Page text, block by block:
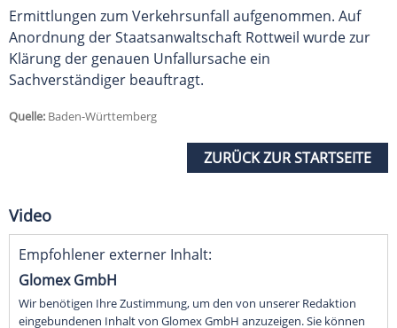
Ermittlungen zum Verkehrsunfall aufgenommen. Auf
Anordnung der Staatsanwaltschaft Rottweil wurde zur
Klärung der genauen Unfallursache ein
Sachverständiger beauftragt.
Quelle: Baden-Württemberg
ZURÜCK ZUR STARTSEITE
Video
Empfohlener externer Inhalt:
Glomex GmbH
Wir benötigen Ihre Zustimmung, um den von unserer Redaktion
eingebundenen Inhalt von Glomex GmbH anzuzeigen. Sie können